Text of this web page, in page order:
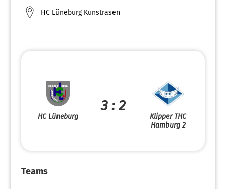
HC Lüneburg Kunstrasen
HC Lüneburg
3 : 2
Klipper THC
Hamburg 2
Teams